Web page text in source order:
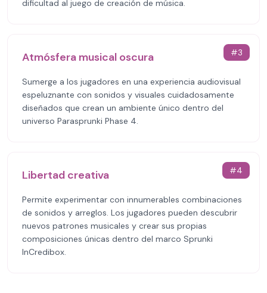
dificultad al juego de creación de música.
#3
Atmósfera musical oscura
Sumerge a los jugadores en una experiencia audiovisual
espeluznante con sonidos y visuales cuidadosamente
diseñados que crean un ambiente único dentro del
universo Parasprunki Phase 4.
#4
Libertad creativa
Permite experimentar con innumerables combinaciones
de sonidos y arreglos. Los jugadores pueden descubrir
nuevos patrones musicales y crear sus propias
composiciones únicas dentro del marco Sprunki
InCredibox.